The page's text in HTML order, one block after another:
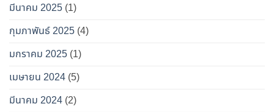
มีนาคม 2025 (1)
กุมภาพันธ์ 2025 (4)
มกราคม 2025 (1)
เมษายน 2024 (5)
มีนาคม 2024 (2)